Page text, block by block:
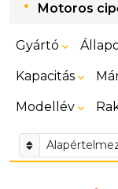
Motoros
Gyártó
Kapacitás
Modellév